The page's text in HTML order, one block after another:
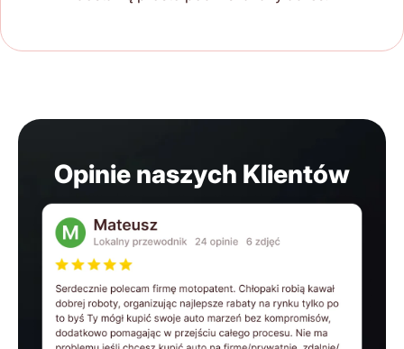
Opinie naszych Klientów